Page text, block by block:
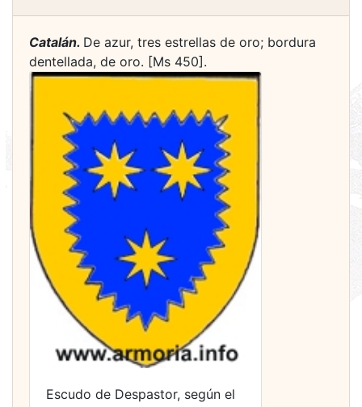
Catalán. De azur, tres estrellas de oro; bordura
dentellada, de oro. [Ms 450].
Escudo de Despastor, según el